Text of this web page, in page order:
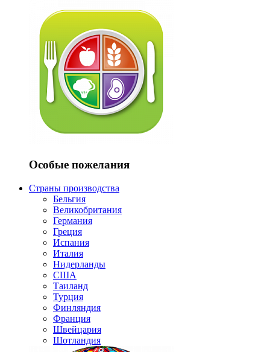
Особые пожелания
Страны производства
Бельгия
Великобритания
Германия
Греция
Испания
Италия
Нидерланды
США
Таиланд
Турция
Финляндия
Франция
Швейцария
Шотландия